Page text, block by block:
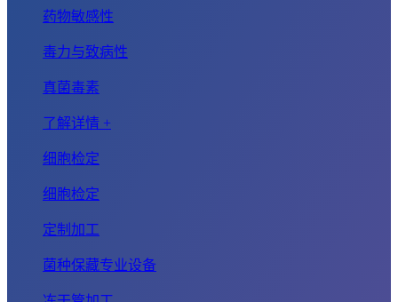
药物敏感性
毒力与致病性
真菌毒素
了解详情 +
细胞检定
细胞检定
定制加工
菌种保藏专业设备